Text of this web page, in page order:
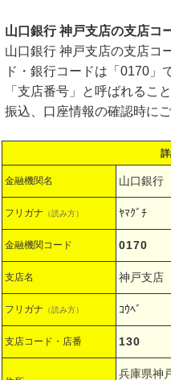
山口銀行 神戸支店の支店コ
山口銀行 神戸支店の支店コ
ド・銀行コードは「0170」
「支店番号」と呼ばれるこ
振込、口座情報の確認時に
金融機関名 山口銀行
フリガナ （読み方） ﾔﾏｸﾞﾁ
金融機関コード 0170
支店名 神戸支店
フリガナ （読み方） ｺｳﾍﾞ
支店コード・店番 130
兵庫県神